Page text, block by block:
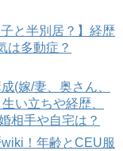
と半別居？】経歴
は多動症？
(嫁/妻、奥さん、
い立ちや経歴、
相手や自宅は？
wiki！年齢とCEU服